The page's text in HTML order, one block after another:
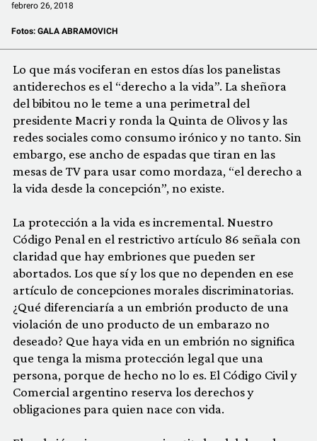
febrero 26, 2018
Fotos: GALA ABRAMOVICH
Lo que más vociferan en estos días los panelistas
antiderechos es el “derecho a la vida”. La sheñora
del bibitou no le teme a una perimetral del
presidente Macri y ronda la Quinta de Olivos y las
redes sociales como consumo irónico y no tanto. Sin
embargo, ese ancho de espadas que tiran en las
mesas de TV para usar como mordaza, “el derecho a
la vida desde la concepción”, no existe.
La protección a la vida es incremental. Nuestro
Código Penal en el restrictivo artículo 86 señala con
claridad que hay embriones que pueden ser
abortados. Los que sí y los que no dependen en ese
artículo de concepciones morales discriminatorias.
¿Qué diferenciaría a un embrión producto de una
violación de uno producto de un embarazo no
deseado? Que haya vida en un embrión no significa
que tenga la misma protección legal que una
persona, porque de hecho no lo es. El Código Civil y
Comercial argentino reserva los derechos y
obligaciones para quien nace con vida.